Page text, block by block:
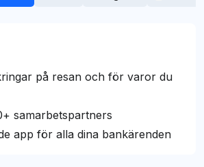
dig.
på resan och för varor du
samarbetspartners
app för alla dina bankärenden